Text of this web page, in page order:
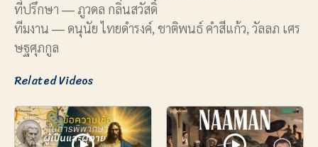
ที่ปรึกษา ― ภูวดล กลิ่นสวัสดิ์
ทีมงาน ― ดนุนัย ไทยดำรงค์, ชาติพนธ์ คำสีแก้ว, วัลลภ เศร
ษฐศุภกูล
Related Videos